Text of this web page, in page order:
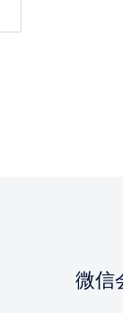
微信